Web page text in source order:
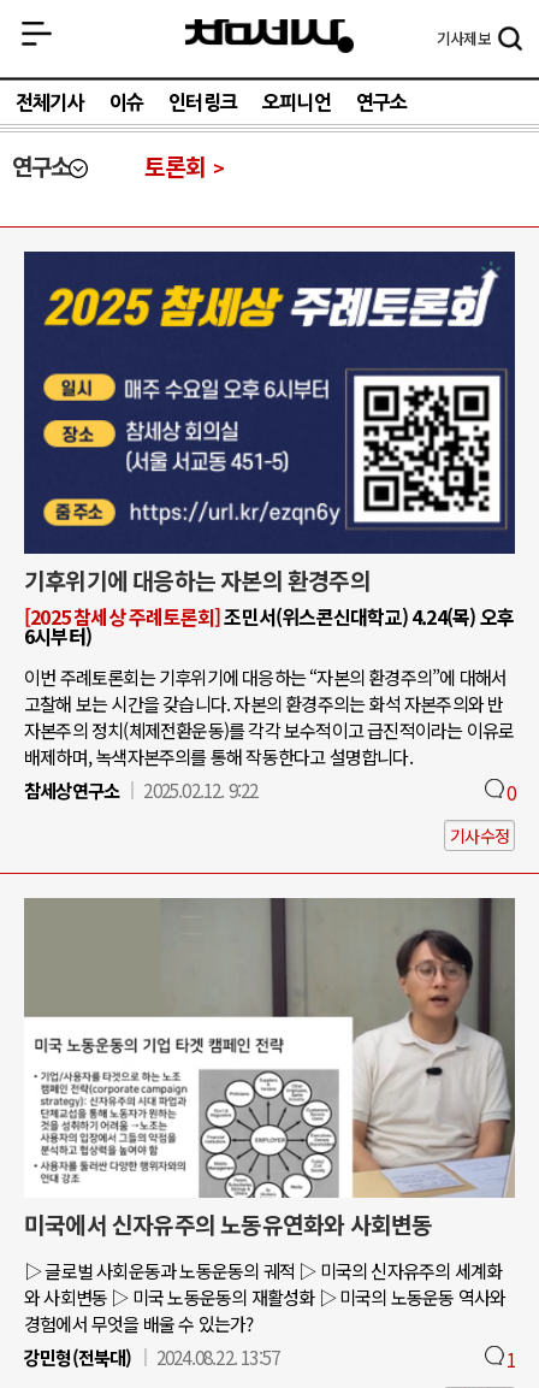
기사제보
전체기사 이슈 인터링크 오피니언 연구소
연구소 토론회
기후위기에 대응하는 자본의 환경주의
[2025 참세상 주례토론회]조민서(위스콘신대학교) 4.24(목) 오후
6시부터)
이번 주례토론회는 기후위기에 대응하는 “자본의 환경주의”에 대해서
고찰해 보는 시간을 갖습니다. 자본의 환경주의는 화석 자본주의와 반
자본주의 정치(체제전환운동)를 각각 보수적이고 급진적이라는 이유로
배제하며, 녹색자본주의를 통해 작동한다고 설명합니다.
참세상연구소
2025.02.12. 9:22 0
기사수정
미국에서 신자유주의 노동유연화와 사회변동
▷ 글로벌 사회운동과 노동운동의 궤적 ▷ 미국의 신자유주의 세계화
와 사회변동 ▷ 미국 노동운동의 재활성화 ▷ 미국의 노동운동 역사와
경험에서 무엇을 배울 수 있는가?
강민형(전북대)
2024.08.22. 13:57 1